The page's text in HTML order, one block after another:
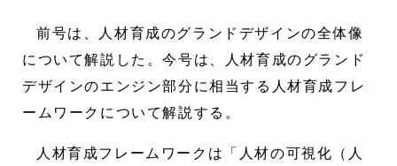
前号は、人材育成のグランドデザインの全体像
について解説した。今号は、人材育成のグランド
デザインのエンジン部分に相当する人材育成フレ
ームワークについて解説する。
人材育成フレームワークは「人材の可視化（人